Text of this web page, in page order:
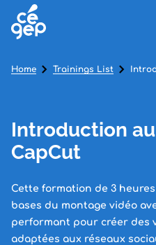
Introduction
CapCut
Cette formation de 3
bases du montage vidéo
performant pour créer des
adaptées aux réseaux
Home Trainings List